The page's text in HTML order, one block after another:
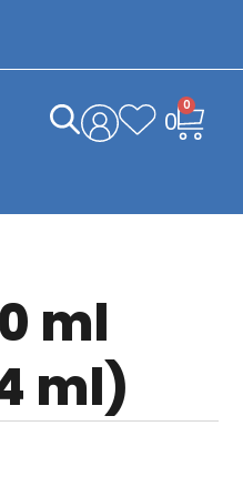
0
0
ml
ml)